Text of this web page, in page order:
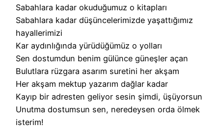
Sabahlara kadar okuduğumuz o kitapları
Sabahlara kadar düşüncelerimizde yaşattığımız
hayallerimizi
Kar aydınlığında yürüdüğümüz o yolları
Sen dostumdun benim gülünce güneşler açan
Bulutlara rüzgara asarım suretini her akşam
Her akşam mektup yazarım dağlar kadar
Kayıp bir adresten geliyor sesin şimdi, üşüyorsun
Unutma dostumsun sen, neredeysen orda ölmek
isterim!